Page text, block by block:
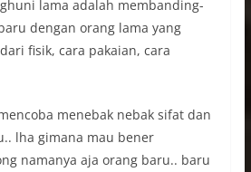
lama adalah membanding-
dengan orang lama yang
fisik, cara pakaian, cara
menebak nebak sifat dan
lha gimana mau bener
namanya aja orang baru.. baru